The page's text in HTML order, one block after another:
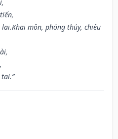
môn, phóng thủy, chiêu